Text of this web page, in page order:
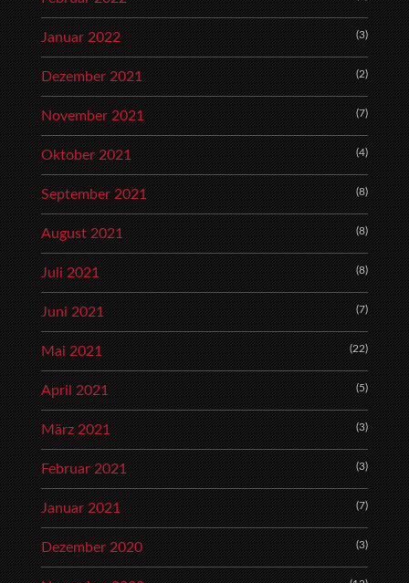
Januar 2022 (3)
Dezember 2021 (2)
November 2021 (7)
Oktober 2021 (4)
September 2021 (8)
August 2021 (8)
Juli 2021 (8)
Juni 2021 (7)
Mai 2021 (22)
April 2021 (5)
März 2021 (3)
Februar 2021 (3)
Januar 2021 (7)
Dezember 2020 (3)